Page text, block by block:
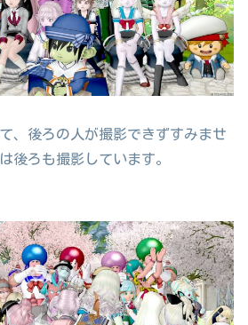
、後ろの人が撮影できずすみませ
後ろも撮影しています。